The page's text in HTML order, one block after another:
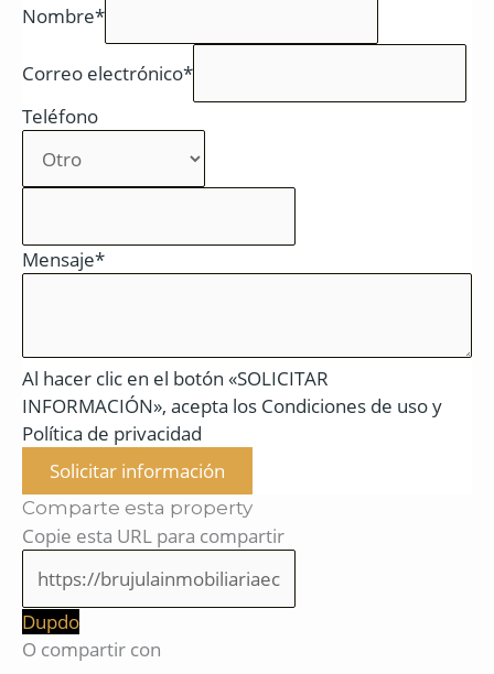
Nombre*
Correo electrónico*
Teléfono
Mensaje*
Al hacer clic en el botón «SOLICITAR
INFORMACIÓN», acepta los Condiciones de uso y
Política de privacidad
Solicitar información
Comparte esta property
Copie esta URL para compartir
Dupdo
O compartir con